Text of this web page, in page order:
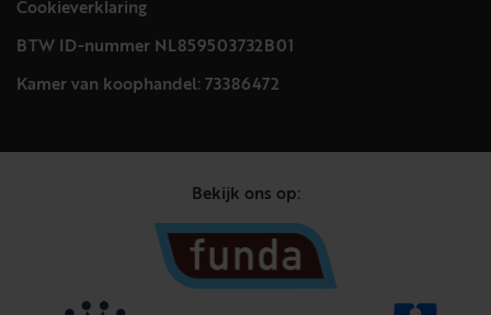
Cookieverklaring
BTW ID-nummer NL859503732B01
Kamer van koophandel: 73386472
Bekijk ons op: